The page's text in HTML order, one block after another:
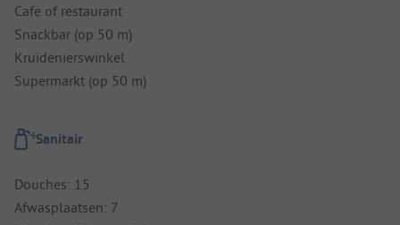
Cafe of restaurant
Snackbar (op 50 m)
Kruidenierswinkel
Supermarkt (op 50 m)
Sanitair
Douches: 15
Afwasplaatsen: 7